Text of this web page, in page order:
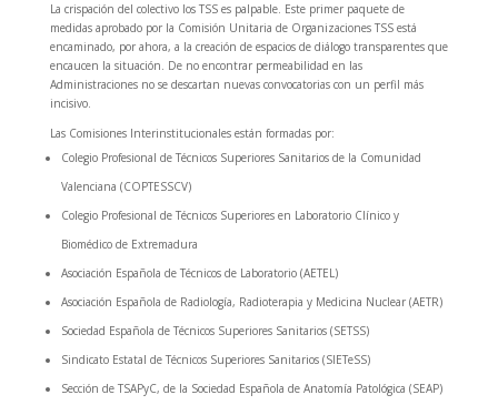
La crispación del colectivo los TSS es palpable. Este primer paquete de
medidas aprobado por la Comisión Unitaria de Organizaciones TSS está
encaminado, por ahora, a la creación de espacios de diálogo transparentes que
encaucen la situación. De no encontrar permeabilidad en las
Administraciones no se descartan nuevas convocatorias con un perfil más
incisivo.
Las Comisiones Interinstitucionales están formadas por:
Colegio Profesional de Técnicos Superiores Sanitarios de la Comunidad
Valenciana (COPTESSCV)
Colegio Profesional de Técnicos Superiores en Laboratorio Clínico y
Biomédico de Extremadura
Asociación Española de Técnicos de Laboratorio (AETEL)
Asociación Española de Radiología, Radioterapia y Medicina Nuclear (AETR)
Sociedad Española de Técnicos Superiores Sanitarios (SETSS)
Sindicato Estatal de Técnicos Superiores Sanitarios (SIETeSS)
Sección de TSAPyC, de la Sociedad Española de Anatomía Patológica (SEAP)